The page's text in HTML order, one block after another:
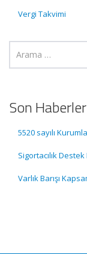
Vergi Takvimi
Son Haberler
5520 sayılı
Sigortacılık
Varlık Barışı